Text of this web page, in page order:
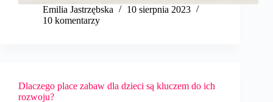
Emilia Jastrzębska
10 sierpnia 2023
10 komentarzy
Dlaczego place zabaw dla dzieci są kluczem do ich
rozwoju?